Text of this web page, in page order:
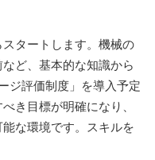
タートします。機械の
ど、基本的な知識から
ジ評価制度」を導入予定
き目標が明確になり、
な環境です。スキルを